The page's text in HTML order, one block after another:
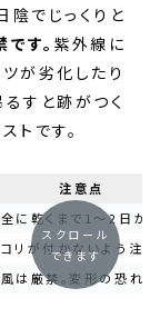
でじっくりと
す。 紫外線に
が劣化したり
すと跡がつく
トです。
注意点
に乾くまで1〜2日か
リが付かないよう注意
は厳禁。変形の恐れ
スクロール
できます